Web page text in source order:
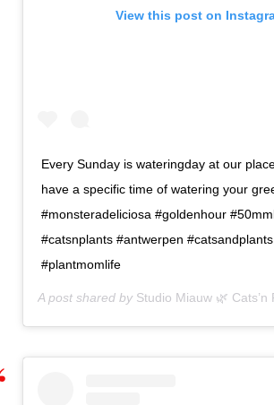
View this post on
Every Sunday is wateringday at our
have a specific time of watering your
#monsteradeliciosa #goldenhour
#catsnplants #antwerpen
#plantmomlife
A post shared by Studio Miauw 🌿 Cats’n